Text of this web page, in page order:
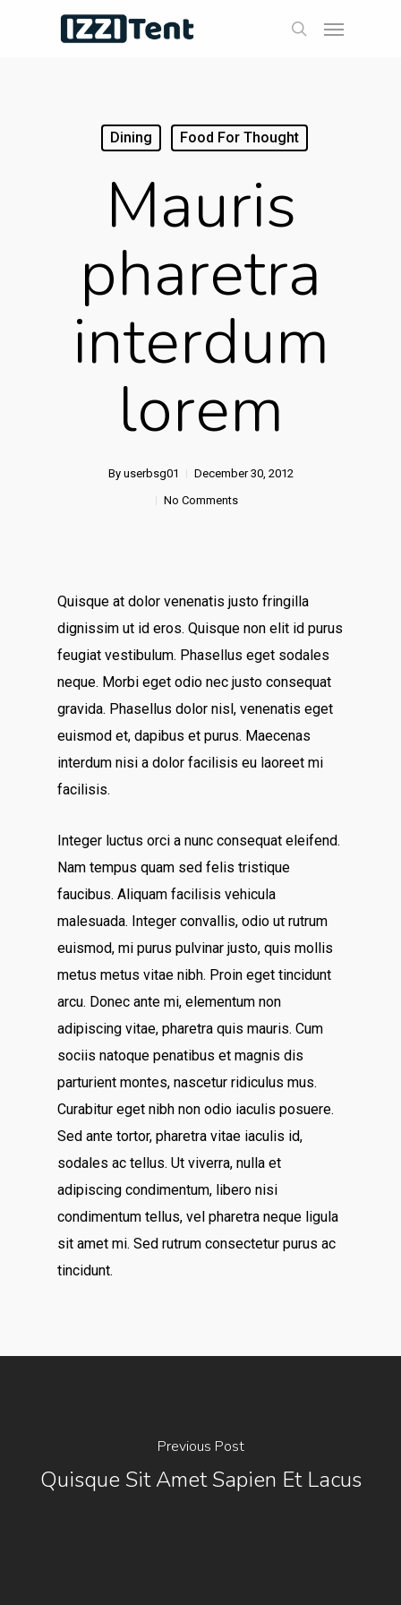
search
Dining Food For Thought
Mauris
pharetra
interdum
lorem
By userbsg01
December 30, 2012
No Comments
Quisque at dolor venenatis justo fringilla
dignissim ut id eros. Quisque non elit id purus
feugiat vestibulum. Phasellus eget sodales
neque. Morbi eget odio nec justo consequat
gravida. Phasellus dolor nisl, venenatis eget
euismod et, dapibus et purus. Maecenas
interdum nisi a dolor facilisis eu laoreet mi
facilisis.
Integer luctus orci a nunc consequat eleifend.
Nam tempus quam sed felis tristique
faucibus. Aliquam facilisis vehicula
malesuada. Integer convallis, odio ut rutrum
euismod, mi purus pulvinar justo, quis mollis
metus metus vitae nibh. Proin eget tincidunt
arcu. Donec ante mi, elementum non
adipiscing vitae, pharetra quis mauris. Cum
sociis natoque penatibus et magnis dis
parturient montes, nascetur ridiculus mus.
Curabitur eget nibh non odio iaculis posuere.
Sed ante tortor, pharetra vitae iaculis id,
sodales ac tellus. Ut viverra, nulla et
adipiscing condimentum, libero nisi
condimentum tellus, vel pharetra neque ligula
sit amet mi. Sed rutrum consectetur purus ac
tincidunt.
Previous Post
Quisque Sit Amet Sapien Et Lacus